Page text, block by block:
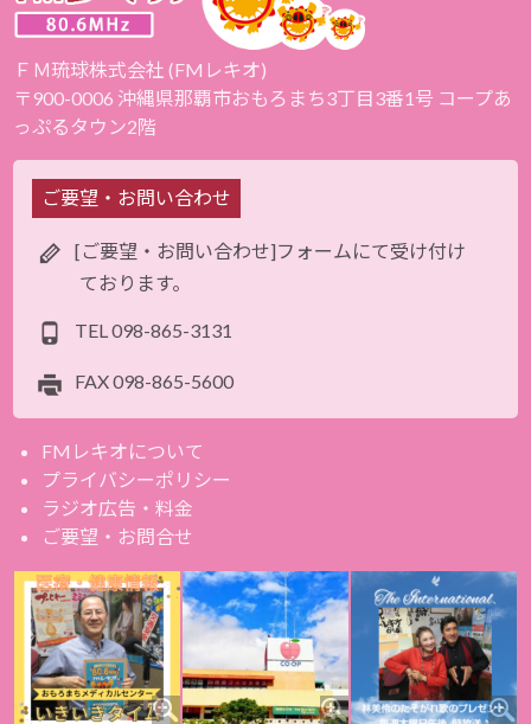
ＦＭ琉球株式会社 (FMレキオ)
〒900-0006 沖縄県那覇市おもろまち3丁目3番1号 コープあ
っぷるタウン2階
ご要望・お問い合わせ
[ご要望・お問い合わせ]フォームにて受け付け
ております。
TEL098-865-3131
FAX098-865-5600
FMレキオについて
プライバシーポリシー
ラジオ広告・料金
ご要望・お問合せ